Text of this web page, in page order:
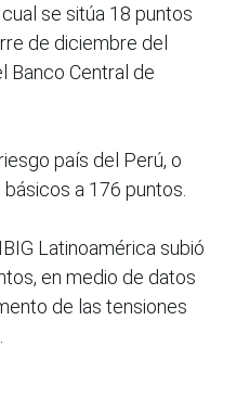
se sitúa 18 puntos
de diciembre del
Banco Central de
país del Perú, o
a 176 puntos.
Latinoamérica subió
en medio de datos
de las tensiones